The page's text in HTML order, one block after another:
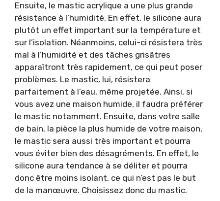
Ensuite, le mastic acrylique a une plus grande
résistance à l’humidité. En effet, le silicone aura
plutôt un effet important sur la température et
sur l’isolation. Néanmoins, celui-ci résistera très
mal à l’humidité et des tâches grisâtres
apparaîtront très rapidement, ce qui peut poser
problèmes. Le mastic, lui, résistera
parfaitement à l’eau, même projetée. Ainsi, si
vous avez une maison humide, il faudra préférer
le mastic notamment. Ensuite, dans votre salle
de bain, la pièce la plus humide de votre maison,
le mastic sera aussi très important et pourra
vous éviter bien des désagréments. En effet, le
silicone aura tendance à se déliter et pourra
donc être moins isolant, ce qui n’est pas le but
de la manœuvre. Choisissez donc du mastic.